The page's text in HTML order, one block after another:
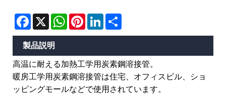
Facebook
X WhatsAppPinterestLinkedIn
製品説明
高温に耐える加熱工学用炭素鋼溶接管。
暖房工学用炭素鋼溶接管は住宅、オフィスビル、ショ
ッピングモールなどで使用されています。